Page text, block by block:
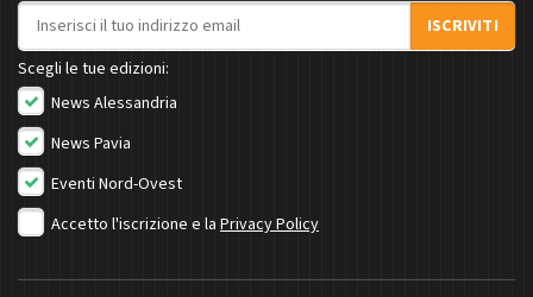
Indirizzo email
ISCRIVITI
Scegli le tue edizioni:
News Alessandria
News Pavia
Eventi Nord-Ovest
Accetto l'iscrizione e la Privacy Policy